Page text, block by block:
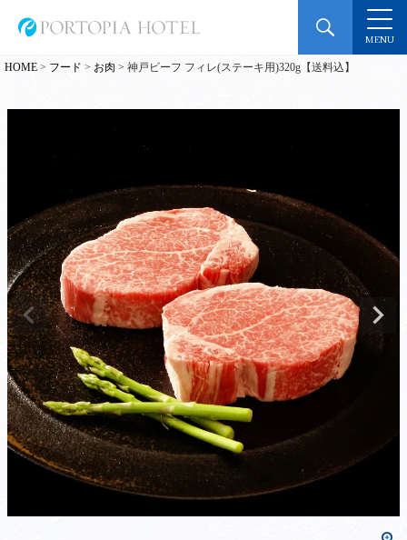
MENU
HOME フード お肉 神戸ビーフ フィレ(ステーキ用)320g【送料込】